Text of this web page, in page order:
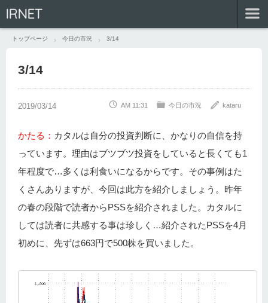
IRNET
トップページ 今日の市況 3/14
3/14
AM 11:31 今日の市況 kataru
かたる： カタルは自分の投資判断に、かなりの自信を持
っています。理由はブツブツ投資をしていると長くても1
年程度で…多くは利食いになるからです。その事例はた
くさんありますが、今回は此方を紹介しましょう。昨年
の春の段階で読者からPSSを紹介されました。カタルに
しては読者に共感する事は珍しく…紹介されたPSSを4月
初めに、先ずは663円で500株を買いました。